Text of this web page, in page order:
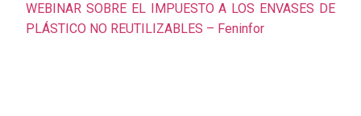
WEBINAR SOBRE EL IMPUESTO A LOS ENVASES DE
PLÁSTICO NO REUTILIZABLES – Feninfor